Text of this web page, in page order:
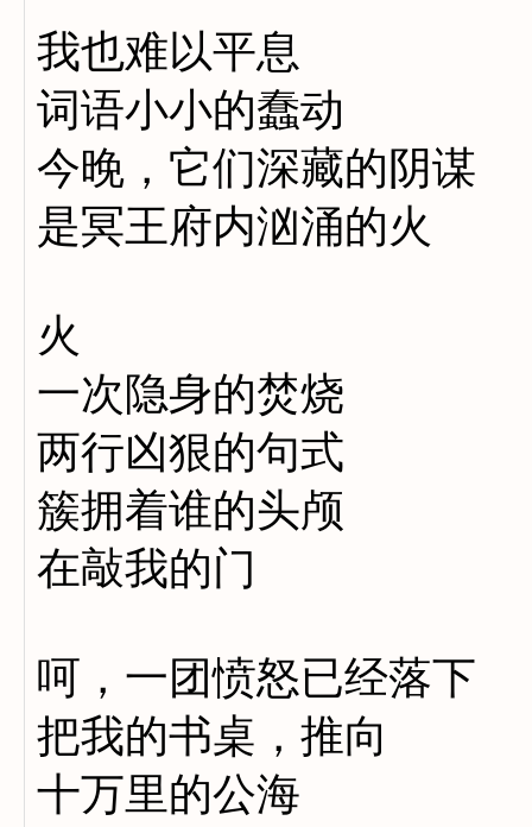
我也难以平息
词语小小的蠢动
今晚，它们深藏的阴谋
是冥王府内汹涌的火
火
一次隐身的焚烧
两行凶狠的句式
簇拥着谁的头颅
在敲我的门
呵，一团愤怒已经落下
把我的书桌，推向
十万里的公海